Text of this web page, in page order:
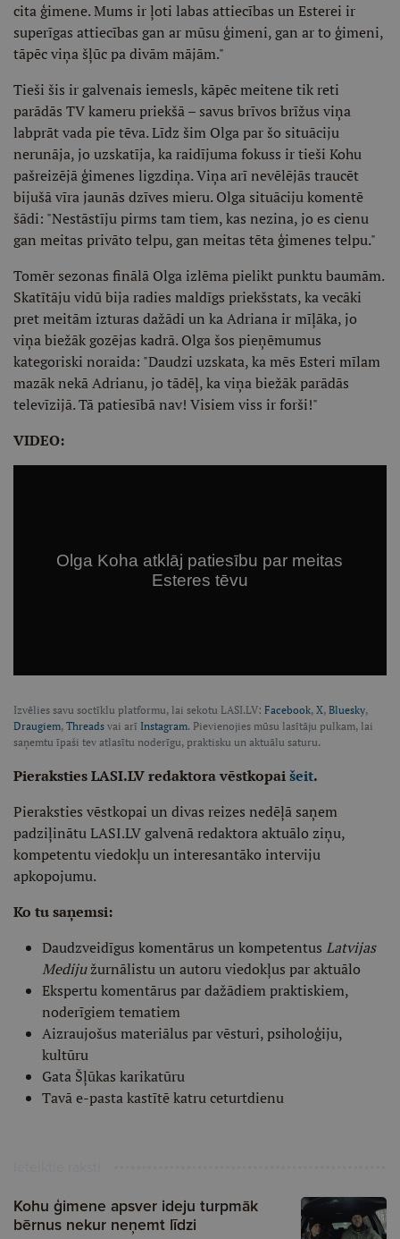
cita ģimene. Mums ir ļoti labas attiecības un Esterei ir
superīgas attiecības gan ar mūsu ģimeni, gan ar to ģimeni,
tāpēc viņa šļūc pa divām mājām."
Tieši šis ir galvenais iemesls, kāpēc meitene tik reti
parādās TV kameru priekšā – savus brīvos brīžus viņa
labprāt vada pie tēva. Līdz šim Olga par šo situāciju
nerunāja, jo uzskatīja, ka raidījuma fokuss ir tieši Kohu
pašreizējā ģimenes ligzdiņa. Viņa arī nevēlējās traucēt
bijušā vīra jaunās dzīves mieru. Olga situāciju komentē
šādi: "Nestāstīju pirms tam tiem, kas nezina, jo es cienu
gan meitas privāto telpu, gan meitas tēta ģimenes telpu."
Tomēr sezonas finālā Olga izlēma pielikt punktu baumām.
Skatītāju vidū bija radies maldīgs priekšstats, ka vecāki
pret meitām izturas dažādi un ka Adriana ir mīļāka, jo
viņa biežāk gozējas kadrā. Olga šos pieņēmumus
kategoriski noraida: "Daudzi uzskata, ka mēs Esteri mīlam
mazāk nekā Adrianu, jo tādēļ, ka viņa biežāk parādās
televīzijā. Tā patiesībā nav! Visiem viss ir forši!"
VIDEO:
Izvēlies savu soctīklu platformu, lai sekotu LASI.LV: Facebook, X, Bluesky,
Draugiem, Threads vai arī Instagram. Pievienojies mūsu lasītāju pulkam, lai
saņemtu īpaši tev atlasītu noderīgu, praktisku un aktuālu saturu.
Pieraksties LASI.LV redaktora vēstkopaišeit.
Pieraksties vēstkopai un divas reizes nedēļā saņem
padziļinātu LASI.LV galvenā redaktora aktuālo ziņu,
kompetentu viedokļu un interesantāko interviju
apkopojumu.
Ko tu saņemsi:
Daudzveidīgus komentārus un kompetentus Latvijas
Medijužurnālistu un autoru viedokļus par aktuālo
Ekspertu komentārus par dažādiem praktiskiem,
noderīgiem tematiem
Aizraujošus materiālus par vēsturi, psiholoģiju,
kultūru
Gata Šļūkas karikatūru
Tavā e-pasta kastītē katru ceturtdienu
Kohu ģimene apsver ideju turpmāk
bērnus nekur neņemt līdzi